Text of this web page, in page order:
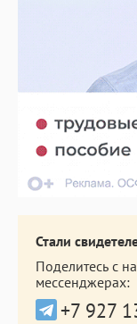
Стали
Поделитесь с
мессенджерах:
+7 927